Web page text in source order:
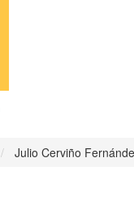
Julio Cerviño